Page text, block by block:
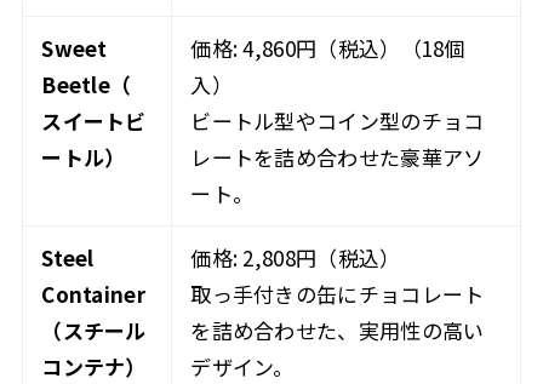
Sweet
Beetle（
スイートビ
ートル）
価格: 4,860円（税込）（18個
入）
ビートル型やコイン型のチョコ
レートを詰め合わせた豪華アソ
ート。
Steel
Container
（スチール
コンテナ）
価格: 2,808円（税込）
取っ手付きの缶にチョコレート
を詰め合わせた、実用性の高い
デザイン。